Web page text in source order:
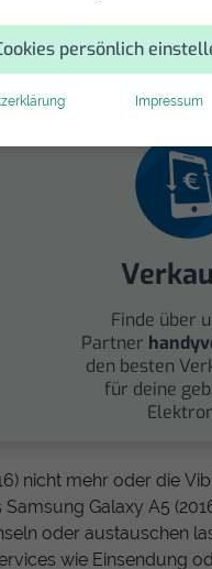
persönlich
Impressum
ab
Finde über
Partner
den besten
für deine
nicht mehr oder die
Galaxy A5
oder austauschen
wie Einsendung